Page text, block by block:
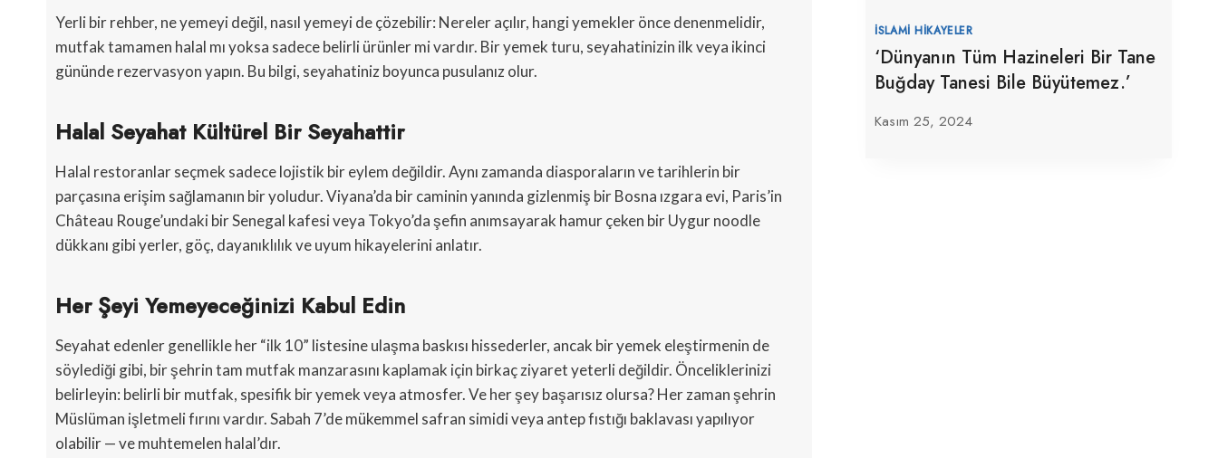
Yerli bir rehber, ne yemeyi değil, nasıl yemeyi de çözebilir: Nereler açılır, hangi yemekler önce denenmelidir,
mutfak tamamen halal mı yoksa sadece belirli ürünler mi vardır. Bir yemek turu, seyahatinizin ilk veya ikinci
gününde rezervasyon yapın. Bu bilgi, seyahatiniz boyunca pusulanız olur.
Halal Seyahat Kültürel Bir Seyahattir
Halal restoranlar seçmek sadece lojistik bir eylem değildir. Aynı zamanda diasporaların ve tarihlerin bir
parçasına erişim sağlamanın bir yoludur. Viyana’da bir caminin yanında gizlenmiş bir Bosna ızgara evi, Paris’in
Château Rouge’undaki bir Senegal kafesi veya Tokyo’da şefin anımsayarak hamur çeken bir Uygur noodle
dükkanı gibi yerler, göç, dayanıklılık ve uyum hikayelerini anlatır.
Her Şeyi Yemeyeceğinizi Kabul Edin
Seyahat edenler genellikle her “ilk 10” listesine ulaşma baskısı hissederler, ancak bir yemek eleştirmenin de
söylediği gibi, bir şehrin tam mutfak manzarasını kaplamak için birkaç ziyaret yeterli değildir. Önceliklerinizi
belirleyin: belirli bir mutfak, spesifik bir yemek veya atmosfer. Ve her şey başarısız olursa? Her zaman şehrin
Müslüman işletmeli fırını vardır. Sabah 7’de mükemmel safran simidi veya antep fıstığı baklavası yapılıyor
olabilir — ve muhtemelen halal’dır.
İSLAMI HIKAYELER
‘Dünyanın Tüm Hazineleri Bir Tane
Buğday Tanesi Bile Büyütemez.’
Kasım 25, 2024